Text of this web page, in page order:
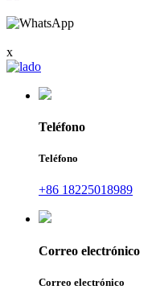
x
Teléfono
Teléfono
+86 18225018989
Correo electrónico
Correo electrónico